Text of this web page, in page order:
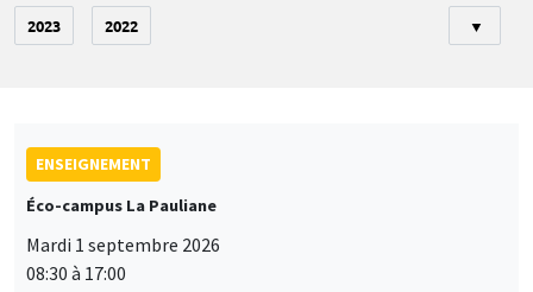
2023 2022 ▼
ENSEIGNEMENT
Éco-campus La Pauliane
Mardi 1 septembre 2026
08:30 à 17:00